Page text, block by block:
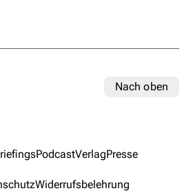
Nach oben
PodcastVerlagPresse
Widerrufsbelehrung